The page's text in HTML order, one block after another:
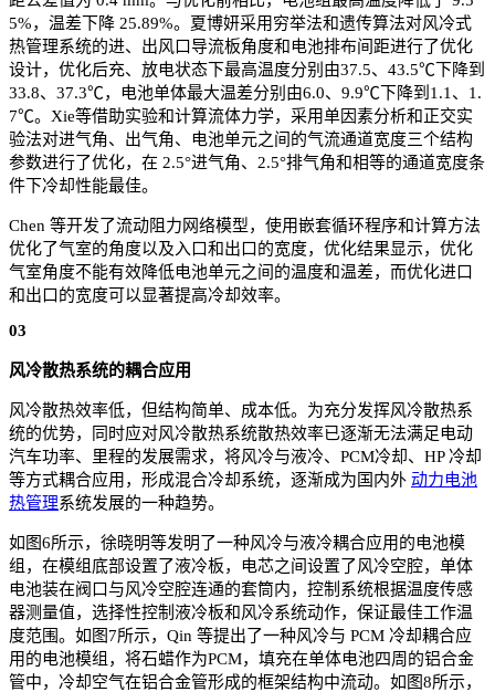
5%，温差下降 25.89%。夏博妍采用穷举法和遗传算法对风冷式
热管理系统的进、出风口导流板角度和电池排布间距进行了优化
设计，优化后充、放电状态下最高温度分别由37.5、43.5℃下降到
33.8、37.3℃，电池单体最大温差分别由6.0、9.9℃下降到1.1、1.
7℃。Xie等借助实验和计算流体力学，采用单因素分析和正交实
验法对进气角、出气角、电池单元之间的气流通道宽度三个结构
参数进行了优化，在 2.5°进气角、2.5°排气角和相等的通道宽度条
件下冷却性能最佳。
Chen 等开发了流动阻力网络模型，使用嵌套循环程序和计算方法
优化了气室的角度以及入口和出口的宽度，优化结果显示，优化
气室角度不能有效降低电池单元之间的温度和温差，而优化进口
和出口的宽度可以显著提高冷却效率。
03
风冷散热系统的耦合应用
风冷散热效率低，但结构简单、成本低。为充分发挥风冷散热系
统的优势，同时应对风冷散热系统散热效率已逐渐无法满足电动
汽车功率、里程的发展需求，将风冷与液冷、PCM冷却、HP 冷却
等方式耦合应用，形成混合冷却系统，逐渐成为国内外 动力电池
热管理系统发展的一种趋势。
如图6所示，徐晓明等发明了一种风冷与液冷耦合应用的电池模
组，在模组底部设置了液冷板，电芯之间设置了风冷空腔，单体
电池装在阀口与风冷空腔连通的套筒内，控制系统根据温度传感
器测量值，选择性控制液冷板和风冷系统动作，保证最佳工作温
度范围。如图7所示，Qin 等提出了一种风冷与 PCM 冷却耦合应
用的电池模组，将石蜡作为PCM，填充在单体电池四周的铝合金
管中，冷却空气在铝合金管形成的框架结构中流动。如图8所示，